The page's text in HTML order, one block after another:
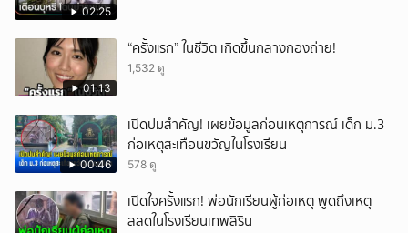
02:25
01:13
“ครั้งแรก” ในชีวิต เกิดขึ้นกลางกองถ่าย!
1,532 ดู
00:46
เปิดปมสำคัญ! เผยข้อมูลก่อนเหตุการณ์ เด็ก ม.3
ก่อเหตุสะเทือนขวัญในโรงเรียน
578 ดู
เปิดใจครั้งแรก! พ่อนักเรียนผู้ก่อเหตุ พูดถึงเหตุ
สลดในโรงเรียนเทพสิริน